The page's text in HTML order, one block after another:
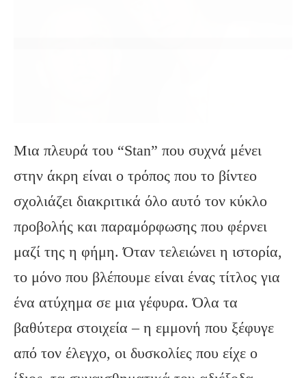
Μια πλευρά του “Stan” που συχνά μένει
στην άκρη είναι ο τρόπος που το βίντεο
σχολιάζει διακριτικά όλο αυτό τον κύκλο
προβολής και παραμόρφωσης που φέρνει
μαζί της η φήμη. Όταν τελειώνει η ιστορία,
το μόνο που βλέπουμε είναι ένας τίτλος για
ένα ατύχημα σε μια γέφυρα. Όλα τα
βαθύτερα στοιχεία – η εμμονή που ξέφυγε
από τον έλεγχο, οι δυσκολίες που είχε ο